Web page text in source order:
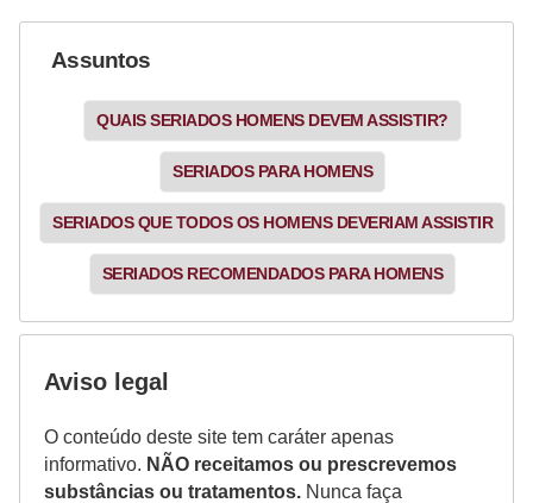
Assuntos
QUAIS SERIADOS HOMENS DEVEM ASSISTIR?
SERIADOS PARA HOMENS
SERIADOS QUE TODOS OS HOMENS DEVERIAM ASSISTIR
SERIADOS RECOMENDADOS PARA HOMENS
Aviso legal
O conteúdo deste site tem caráter apenas
informativo. NÃO receitamos ou prescrevemos
substâncias ou tratamentos. Nunca faça